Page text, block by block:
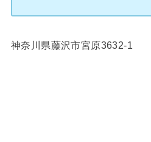
神奈川県藤沢市宮原3632-1